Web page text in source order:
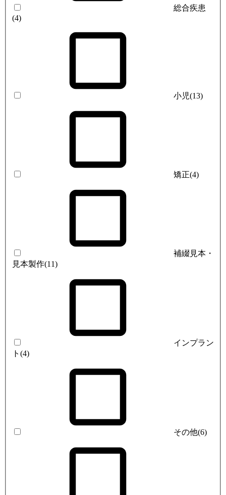
総合疾患
(4)
小児(13)
矯正(4)
補綴見本・
見本製作(11)
インプラン
ト (4)
その他(6)